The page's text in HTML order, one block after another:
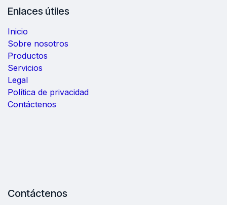
Enlaces útiles
Inicio
Sobre nosotros
Productos
Servicios
Legal
Política de privacidad
Contáctenos
Contáctenos